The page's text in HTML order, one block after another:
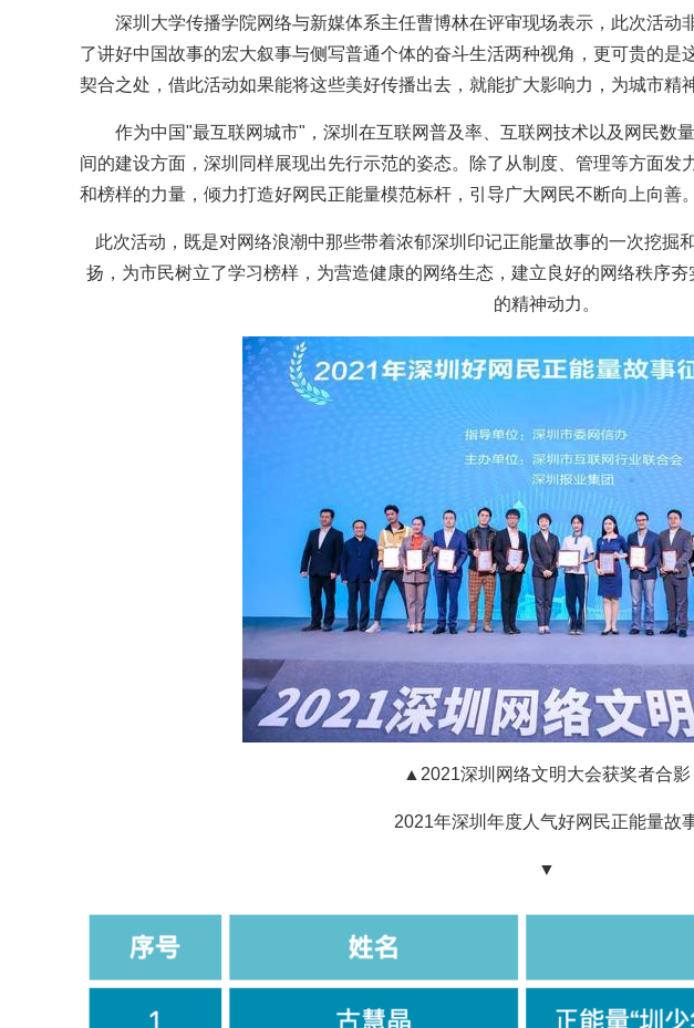
深圳大学传播学院网络与新媒体系主任曹博林在评审现场表示，此次活动
了讲好中国故事的宏大叙事与侧写普通个体的奋斗生活两种视角，更可贵的是
契合之处，借此活动如果能将这些美好传播出去，就能扩大影响力，为城市精
作为中国"最互联网城市"，深圳在互联网普及率、互联网技术以及网民数
间的建设方面，深圳同样展现出先行示范的姿态。除了从制度、管理等方面发
和榜样的力量，倾力打造好网民正能量模范标杆，引导广大网民不断向上向善。
此次活动，既是对网络浪潮中那些带着浓郁深圳印记正能量故事的一次挖掘
扬，为市民树立了学习榜样，为营造健康的网络生态，建立良好的网络秩序
的精神动力。
▲2021深圳网络文明大会获奖者合影
2021年深圳年度人气好网民正能量故
▼